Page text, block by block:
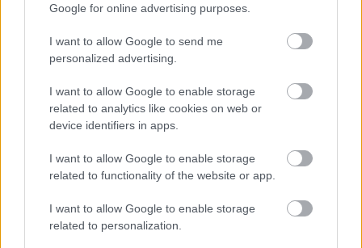
Google for online advertising purposes.
I want to allow Google to send me
personalized advertising.
I want to allow Google to enable storage
related to analytics like cookies on web or
device identifiers in apps.
I want to allow Google to enable storage
related to functionality of the website or app.
I want to allow Google to enable storage
related to personalization.
A Red Bull egyúttal a jobb és bal hátsó felfüggesztést is
parc fermére vonatkozó szabályok ezt lehetővé teszik, így
változatlanul a 15. rajthelyről kezdhet.